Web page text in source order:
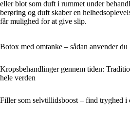
eller blot som duft i rummet under
berøring og duft skaber en
får mulighed for at give slip.
Botox med omtanke – sådan anvender
Kropsbehandlinger gennem tiden:
hele verden
Filler som selvtillidsboost – find tryghed i